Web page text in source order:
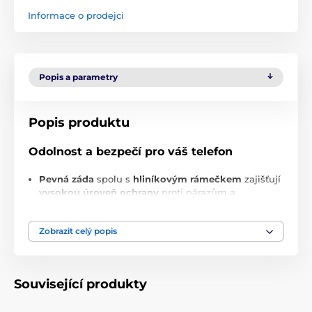
Informace o prodejci
Popis a parametry
Popis produktu
Odolnost a bezpečí pro váš telefon
Pevná záda spolu s hliníkovým rámečkem zajišťují
vysokou úroveň ochrany proti nárazům a
Zvýšené okraje kolem fotoaparátu
dodatečnou ochranu objektivu, takže se nemusíte
Minimalistický design pro každou
příležitost
Zobrazit celý popis
Související produkty